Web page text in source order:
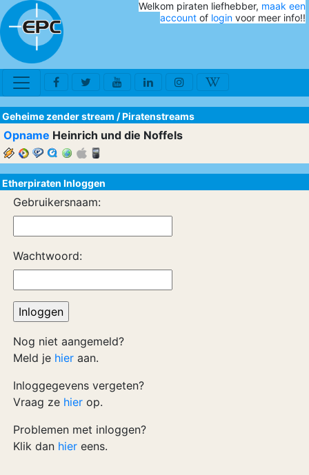
Welkom piraten liefhebber, maak een
account of login voor meer info!!
Geheime zender stream /Piratenstreams
Opname Heinrich und die Noffels
Etherpiraten Inloggen
Gebruikersnaam:
Wachtwoord:
Nog niet aangemeld?
Meld je hier aan.
Inloggegevens vergeten?
Vraag ze hier op.
Problemen met inloggen?
Klik dan hier eens.